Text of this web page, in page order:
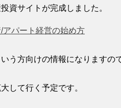
資サイトが完成しました。
パート経営の始め方
う方向けの情報になりますの
して行く予定です。